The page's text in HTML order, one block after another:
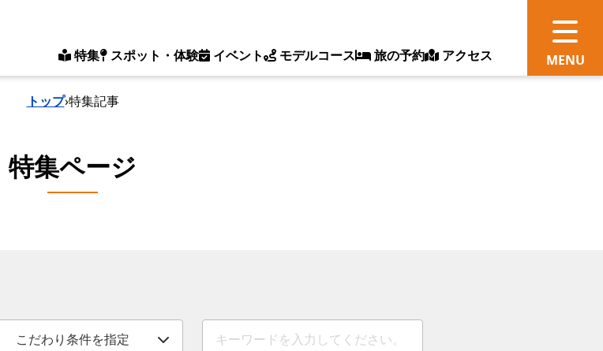
特集 スポット・体験 イベント モデルコース 旅の予約 アクセス
トップ›特集記事
特集ページ
こだわり条件を指定